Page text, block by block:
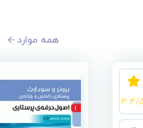
همه موارد
4.4/